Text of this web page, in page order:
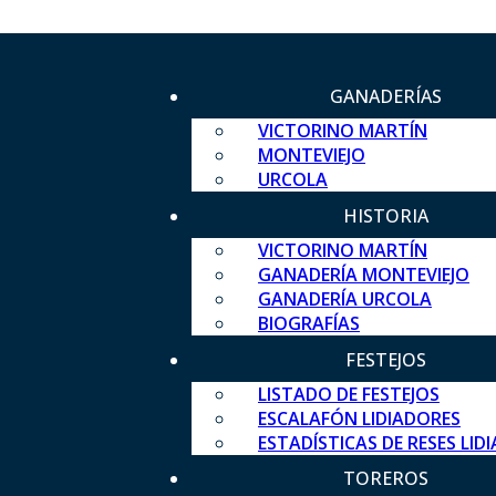
GANADERÍAS
VICTORINO MARTÍN
MONTEVIEJO
URCOLA
HISTORIA
VICTORINO MARTÍN
GANADERÍA MONTEVIEJO
GANADERÍA URCOLA
BIOGRAFÍAS
FESTEJOS
LISTADO DE FESTEJOS
ESCALAFÓN LIDIADORES
ESTADÍSTICAS DE RESES
TOREROS